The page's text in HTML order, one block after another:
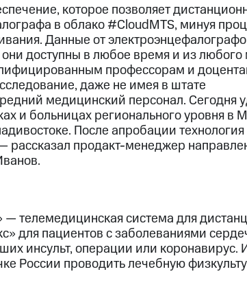
которое позволяет
в облако #CloudMTS, минуя
Данные от
доступны в любое время и из любого
профессорам и
даже не имея в штате
медицинский персонал. Сегодня
и больницах регионального уровня в
После апробации
рассказал продакт-менеджер
телемедицинская система для
для пациентов с заболеваниями
инсульт, операции или коронавирус.
России проводить лечебную